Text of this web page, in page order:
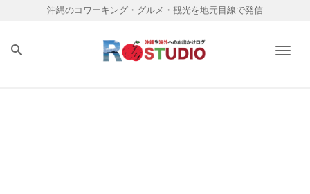
沖縄のコワーキング・グルメ・観光を地元目線で発信